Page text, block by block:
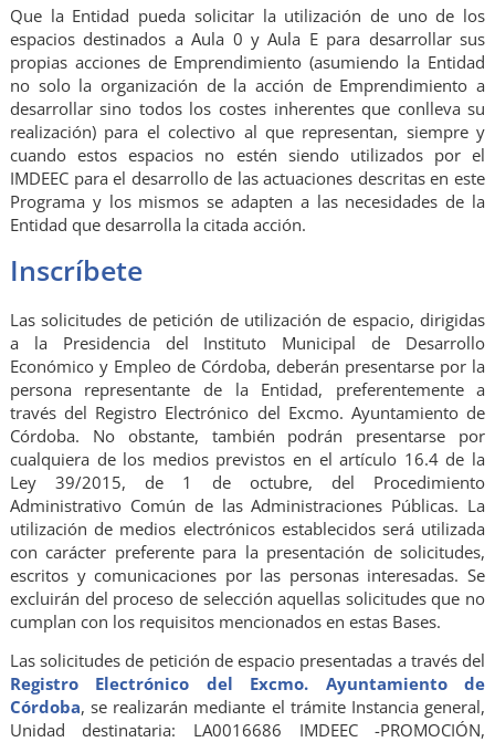
Que la Entidad pueda solicitar la utilización de uno de los
espacios destinados a Aula 0 y Aula E para desarrollar sus
propias acciones de Emprendimiento (asumiendo la Entidad
no solo la organización de la acción de Emprendimiento a
desarrollar sino todos los costes inherentes que conlleva su
realización) para el colectivo al que representan, siempre y
cuando estos espacios no estén siendo utilizados por el
IMDEEC para el desarrollo de las actuaciones descritas en este
Programa y los mismos se adapten a las necesidades de la
Entidad que desarrolla la citada acción.
Inscríbete
Las solicitudes de petición de utilización de espacio, dirigidas
a la Presidencia del Instituto Municipal de Desarrollo
Económico y Empleo de Córdoba, deberán presentarse por la
persona representante de la Entidad, preferentemente a
través del Registro Electrónico del Excmo. Ayuntamiento de
Córdoba. No obstante, también podrán presentarse por
cualquiera de los medios previstos en el artículo 16.4 de la
Ley 39/2015, de 1 de octubre, del Procedimiento
Administrativo Común de las Administraciones Públicas. La
utilización de medios electrónicos establecidos será utilizada
con carácter preferente para la presentación de solicitudes,
escritos y comunicaciones por las personas interesadas. Se
excluirán del proceso de selección aquellas solicitudes que no
cumplan con los requisitos mencionados en estas Bases.
Las solicitudes de petición de espacio presentadas a través del
Registro Electrónico del Excmo. Ayuntamiento de
Córdoba, se realizarán mediante el trámite Instancia general,
Unidad destinataria: LA0016686 IMDEEC -PROMOCIÓN,